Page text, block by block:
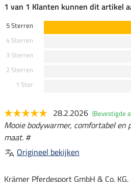
1 van 1 Klanten kunnen dit artikel
5 Sterren
4 Sterren
3 Sterren
2 Sterren
1 Ster
28.2.2026 (Bevestigde
Mooie bodywarmer, comfortabel en
maat. #
Origineel bekijken
Krämer Pferdesport GmbH & Co.